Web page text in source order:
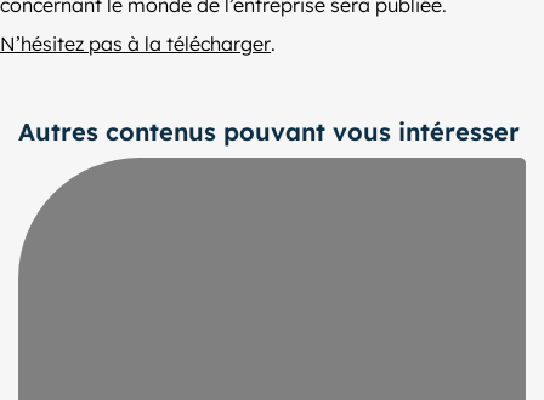
N’hésitez pas à la télécharger.
Autres contenus pouvant vous intéresser